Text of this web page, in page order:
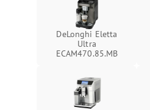
DeLonghi Eletta
Ultra
ECAM470.85.MB